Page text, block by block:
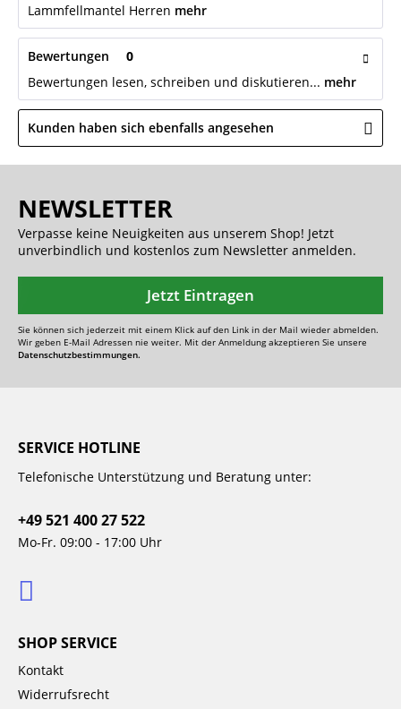
Lammfellmantel Herren mehr
Bewertungen
0
Bewertungen lesen, schreiben und diskutieren... mehr
Kunden haben sich ebenfalls angesehen
NEWSLETTER
Verpasse keine Neuigkeiten aus unserem Shop! Jetzt
unverbindlich und kostenlos zum Newsletter anmelden.
Jetzt Eintragen
Sie können sich jederzeit mit einem Klick auf den Link in der Mail wieder abmelden.
Wir geben E-Mail Adressen nie weiter. Mit der Anmeldung akzeptieren Sie unsere
Datenschutzbestimmungen.
SERVICE HOTLINE
Telefonische Unterstützung und Beratung unter:
+49 521 400 27 522
Mo-Fr. 09:00 - 17:00 Uhr
SHOP SERVICE
Kontakt
Widerrufsrecht